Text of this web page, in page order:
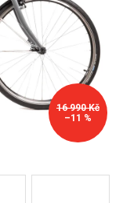
16 990 Kč
–11 %